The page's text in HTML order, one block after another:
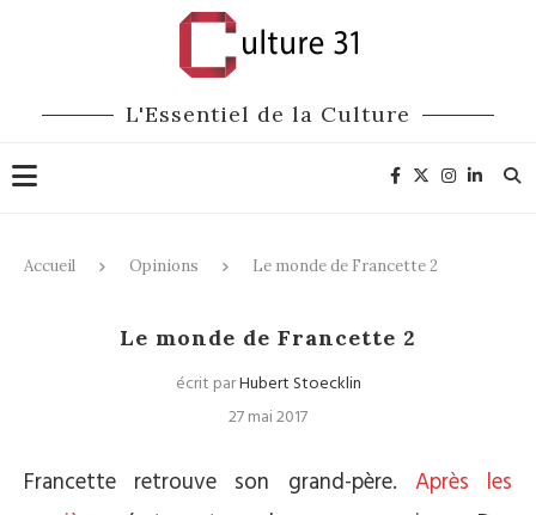
L'Essentiel de la Culture
Accueil Opinions Le monde de Francette 2
Le monde de Francette 2
écrit parHubert Stoecklin
27 mai 2017
Francette retrouve son grand-père. Après les